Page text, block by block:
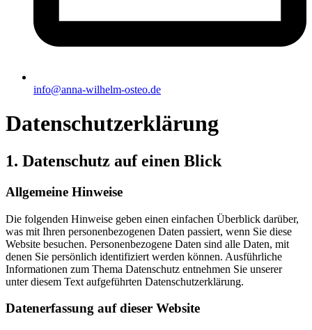
info@anna-wilhelm-osteo.de
Datenschutzerklärung
1. Datenschutz auf einen Blick
Allgemeine Hinweise
Die folgenden Hinweise geben einen einfachen Überblick darüber,
was mit Ihren personenbezogenen Daten passiert, wenn Sie diese
Website besuchen. Personenbezogene Daten sind alle Daten, mit
denen Sie persönlich identifiziert werden können. Ausführliche
Informationen zum Thema Datenschutz entnehmen Sie unserer
unter diesem Text aufgeführten Datenschutzerklärung.
Datenerfassung auf dieser Website